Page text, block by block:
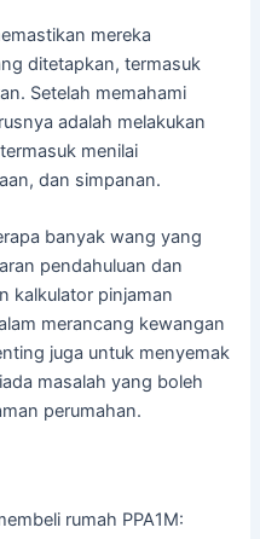
mereka
ditetapkan, termasuk
Setelah memahami
adalah melakukan
menilai
dan simpanan.
banyak wang yang
pendahuluan dan
kalkulator pinjaman
merancang kewangan
juga untuk menyemak
masalah yang boleh
perumahan.
rumah PPA1M: